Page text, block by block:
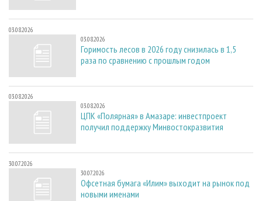
03.08.2026
03.08.2026
Горимость лесов в 2026 году снизилась в 1,5
раза по сравнению с прошлым годом
03.08.2026
03.08.2026
ЦПК «Полярная» в Амазаре: инвестпроект
получил поддержку Минвостокразвития
30.07.2026
30.07.2026
Офсетная бумага «Илим» выходит на рынок под
новыми именами